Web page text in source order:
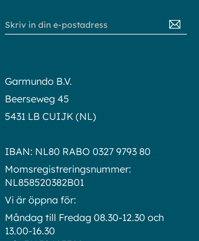
Sign
Up
Newsletter:
Garmundo B.V.
Beerseweg 45
5431 LB CUIJK (NL)
IBAN: NL80 RABO 0327 9793 80
Momsregistreringsnummer:
NL858520382B01
Vi är öppna för:
Måndag till Fredag 08.30-12.30 och
13.00-16.30